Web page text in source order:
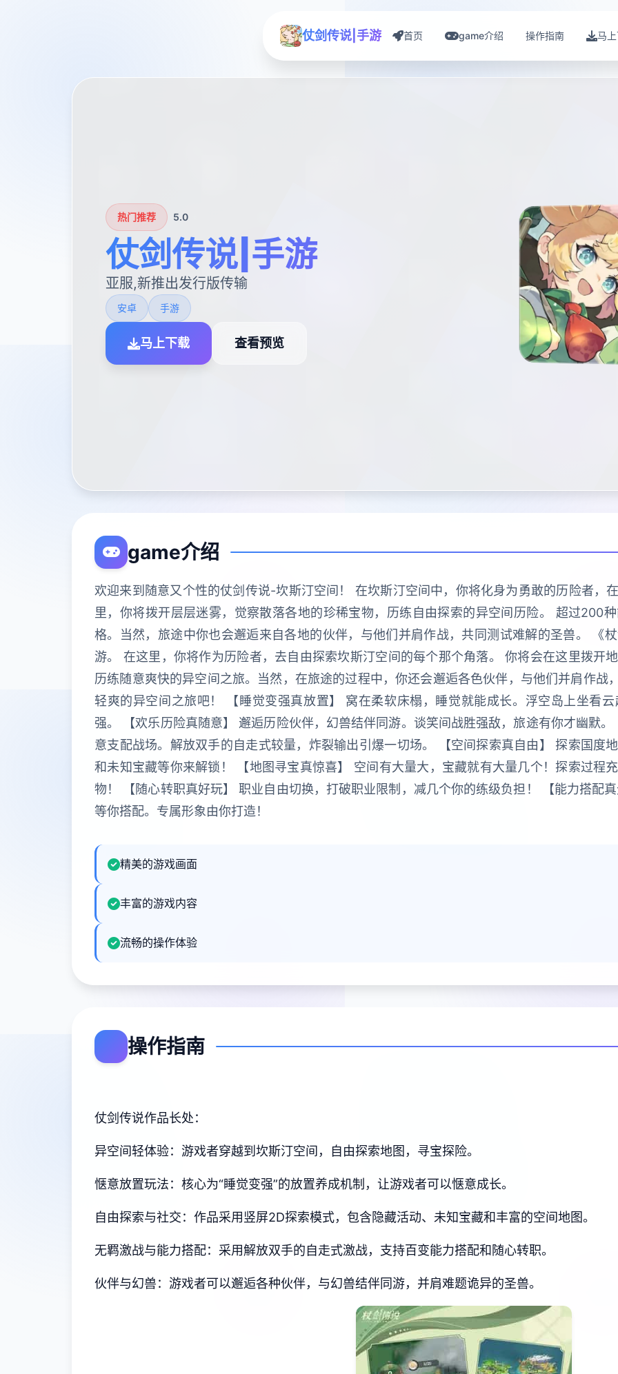
仗剑传说|手游 首页 game介绍 操作指南 马
热门推荐 5.0
仗剑传说|手游
亚服,新推出发行版传输
安卓 手游
马上下载 查看预览
game介绍
欢迎来到随意又个性的仗剑传说-坎斯汀空间！ 在坎斯汀空间中，你将化身为勇敢的历险者，
里，你将拨开层层迷雾，觉察散落各地的珍稀宝物，历练自由探索的异空间历险。 超过200
格。当然，旅途中你也会邂逅来自各地的伙伴，与他们并肩作战，共同测试难解的圣兽。 《
游。 在这里，你将作为历险者，去自由探索坎斯汀空间的每个那个角落。 你将会在这里拨开
历练随意爽快的异空间之旅。当然，在旅途的过程中，你还会邂逅各色伙伴，与他们并肩作战
轻爽的异空间之旅吧！ 【睡觉变强真放置】 窝在柔软床榻，睡觉就能成长。浮空岛上坐看
强。 【欢乐历险真随意】 邂逅历险伙伴，幻兽结伴同游。谈笑间战胜强敌，旅途有你才幽默
意支配战场。解放双手的自走式较量，炸裂输出引爆一切场。 【空间探索真自由】 探索国度
和未知宝藏等你来解锁！ 【地图寻宝真惊喜】 空间有大量大，宝藏就有大量几个！探索过程
物！ 【随心转职真好玩】 职业自由切换，打破职业限制，减几个你的练级负担！ 【能力搭配
等你搭配。专属形象由你打造！
精美的游戏画面
丰富的游戏内容
流畅的操作体验
操作指南
仗剑传说作品长处：
异空间轻体验：游戏者穿越到坎斯汀空间，自由探索地图，寻宝探险。
惬意放置玩法：核心为“睡觉变强”的放置养成机制，让游戏者可以惬意成长。
自由探索与社交：作品采用竖屏2D探索模式，包含隐藏活动、未知宝藏和丰富的空间地图。
无羁激战与能力搭配：采用解放双手的自走式激战，支持百变能力搭配和随心转职。
伙伴与幻兽：游戏者可以邂逅各种伙伴，与幻兽结伴同游，并肩难题诡异的圣兽。